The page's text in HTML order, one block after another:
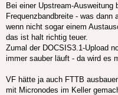
Bei einer Upstream-Ausweitung
Frequenzbandbreite - was dann
wenn nicht sogar einem
das ist halt richtig teuer.
Zumal der DOCSIS3.1-Upload
immer sauber läuft - da wird es
VF hätte ja auch FTTB
mit Micronodes im Keller